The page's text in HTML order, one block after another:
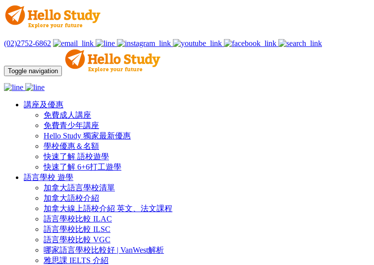
(02)2752-6862
Toggle navigation
講座及優惠
免費成人講座
免費青少年講座
Hello Study 獨家最新優惠
學校優惠＆名額
快速了解 語校遊學
快速了解 6+6打工遊學
語言學校 遊學
加拿大語言學校清單
加拿大語校介紹
加拿大線上語校介紹 英文、法文課程
語言學校比較 ILAC
語言學校比較 ILSC
語言學校比較 VGC
哪家語言學校比較好 | VanWest解析
雅思課 IELTS 介紹